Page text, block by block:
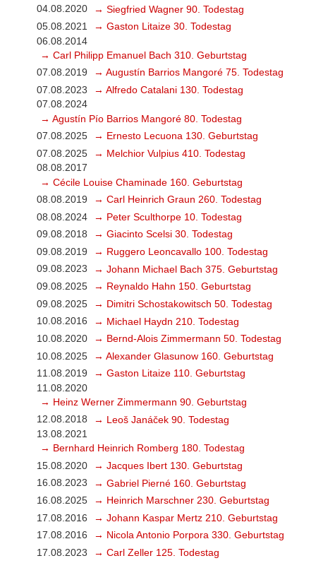
04.08.2020
→ Siegfried Wagner 90. Todestag
05.08.2021
→ Gaston Litaize 30. Todestag
06.08.2014
→ Carl Philipp Emanuel Bach 310. Geburtstag
07.08.2019
→ Augustín Barrios Mangoré 75. Todestag
07.08.2023
→ Alfredo Catalani 130. Todestag
07.08.2024
→ Agustín Pío Barrios Mangoré 80. Todestag
07.08.2025
→ Ernesto Lecuona 130. Geburtstag
07.08.2025
→ Melchior Vulpius 410. Todestag
08.08.2017
→ Cécile Louise Chaminade 160. Geburtstag
08.08.2019
→ Carl Heinrich Graun 260. Todestag
08.08.2024
→ Peter Sculthorpe 10. Todestag
09.08.2018
→ Giacinto Scelsi 30. Todestag
09.08.2019
→ Ruggero Leoncavallo 100. Todestag
09.08.2023
→ Johann Michael Bach 375. Geburtstag
09.08.2025
→ Reynaldo Hahn 150. Geburtstag
09.08.2025
→ Dimitri Schostakowitsch 50. Todestag
10.08.2016
→ Michael Haydn 210. Todestag
10.08.2020
→ Bernd-Alois Zimmermann 50. Todestag
10.08.2025
→ Alexander Glasunow 160. Geburtstag
11.08.2019
→ Gaston Litaize 110. Geburtstag
11.08.2020
→ Heinz Werner Zimmermann 90. Geburtstag
12.08.2018
→ Leoš Janáček 90. Todestag
13.08.2021
→ Bernhard Heinrich Romberg 180. Todestag
15.08.2020
→ Jacques Ibert 130. Geburtstag
16.08.2023
→ Gabriel Pierné 160. Geburtstag
16.08.2025
→ Heinrich Marschner 230. Geburtstag
17.08.2016
→ Johann Kaspar Mertz 210. Geburtstag
17.08.2016
→ Nicola Antonio Porpora 330. Geburtstag
17.08.2023
→ Carl Zeller 125. Todestag